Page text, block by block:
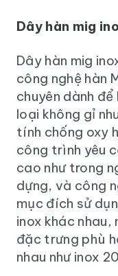
Dây hàn mig
Dây hàn mig
công nghệ hàn
chuyên dành
loại không gỉ
tính chống oxy
công trình yêu
cao như trong
dựng, và công
mục đích sử
inox khác
đặc trưng phù
nhau như inox